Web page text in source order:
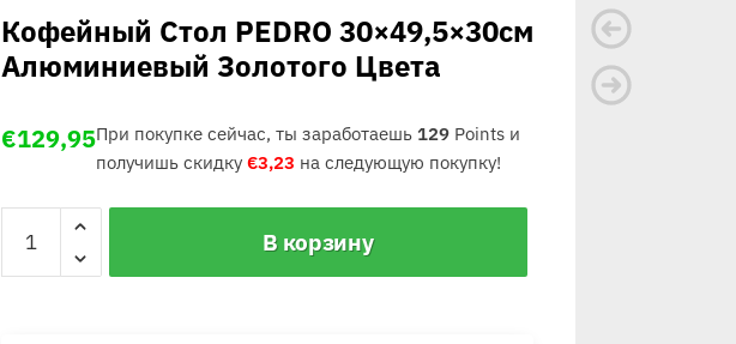
Кофейный Стол PEDRO 30×49,5×30см
Алюминиевый Золотого Цвета
€129,95При покупке сейчас, ты заработаешь 129Points и
получишь скидку €3,23 на следующую покупку!
В корзину